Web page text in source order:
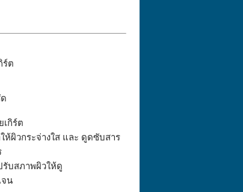
สมโยเกิร์ต
กิร์ต
ผิวกระจ่างใส และ ดูดซับสาร
บสภาพผิวให้ดู
จน